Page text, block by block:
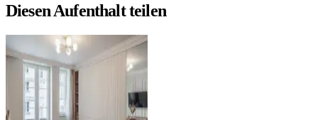
Diesen Aufenthalt teilen